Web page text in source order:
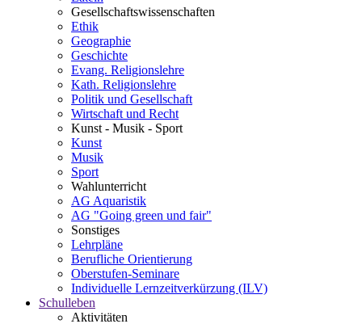
Gesellschaftswissenschaften
Ethik
Geographie
Geschichte
Evang. Religionslehre
Kath. Religionslehre
Politik und Gesellschaft
Wirtschaft und Recht
Kunst - Musik - Sport
Kunst
Musik
Sport
Wahlunterricht
AG Aquaristik
AG "Going green und fair"
Sonstiges
Lehrpläne
Berufliche Orientierung
Oberstufen-Seminare
Individuelle Lernzeitverkürzung (ILV)
Schulleben
Aktivitäten